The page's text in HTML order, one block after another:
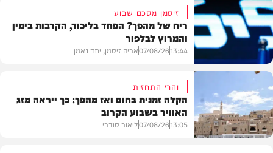
בארץ
פוליטי
זיסמן מסכם שבוע
ריח של מהפך? הפחד בליכוד, הקרבות בימין
והמרוץ לבלפור
13:44
07/08/26אריה זיסמן, יתד נאמן
והרי התחזית
הקלה זמנית בחום ואז מהפך: כך ייראה מזג
האוויר בשבוע הקרוב
13:05
07/08/26ליאור סודרי